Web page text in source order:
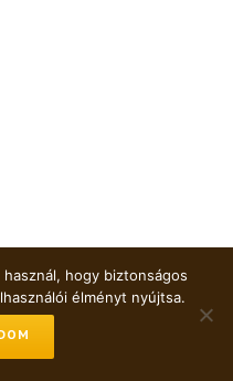
hogy biztonságos
élményt nyújtsa.